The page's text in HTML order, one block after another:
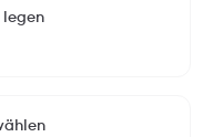
legen